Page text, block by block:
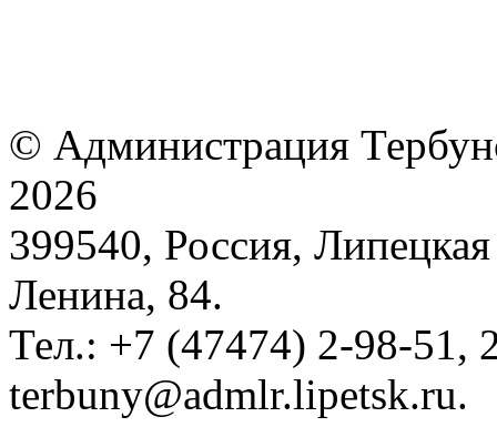
© Администрация
2026
399540, Россия,
Ленина, 84.
Тел.: +7 (47474) 2-98-51,
terbuny@admlr.lipetsk.ru.